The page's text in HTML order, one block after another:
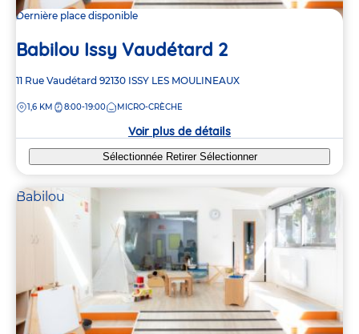
Dernière place disponible
Babilou Issy Vaudétard 2
Adresse
la
11 Rue Vaudétard 92130 ISSY LES MOULINEAUX
DISTANCE
1,6 KM 8:00-19:00 MICRO-CRÈCHE
Voir plus de détails
Sélectionnée Retirer Sélectionner
Babilou